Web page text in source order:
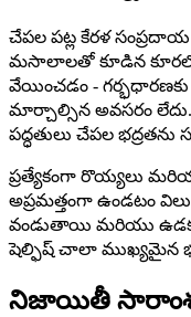
చేపల పట్ల కేరళ
మసాలాలతో కూడిన కూరలో
వేయించడం -
మార్చాల్సిన అవసరం
పద్ధతులు చేపల
ప్రత్యేకంగా రొయ్యలు
అప్రమత్తంగా ఉండటం
వండుతాయి మరియు
షెల్ఫిష్ చాలా ముఖ్యమైన
నిజాయితీ